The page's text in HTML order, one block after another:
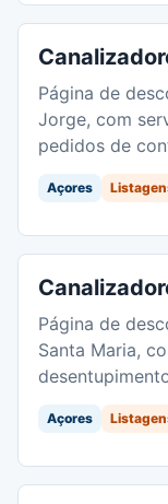
Página de
Jorge, com
pedidos de
Açores
Página de
Santa Maria,
Açores